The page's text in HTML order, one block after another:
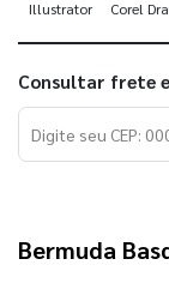
Illustrator Corel
Consultar frete
Bermuda